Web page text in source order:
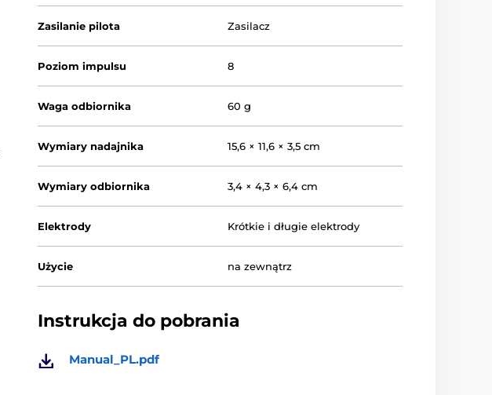
Zasilanie pilota Zasilacz
Poziom impulsu 8
Waga odbiornika 60 g
Wymiary nadajnika 15,6 × 11,6 × 3,5 cm
Wymiary odbiornika 3,4 × 4,3 × 6,4 cm
Elektrody Krótkie i długie elektrody
Użycie na zewnątrz
Instrukcja do pobrania
Manual_PL.pdf